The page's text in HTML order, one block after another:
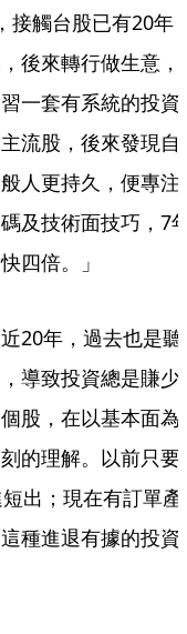
接觸台股已有20年
後來轉行做生意，
一套有系統的投資
流股，後來發現自
人更持久，便專注
及技術面技巧，7
四倍。」
20年，過去也是聽
導致投資總是賺少
股，在以基本面為
的理解。以前只要
出；現在有訂單產
種進退有據的投資